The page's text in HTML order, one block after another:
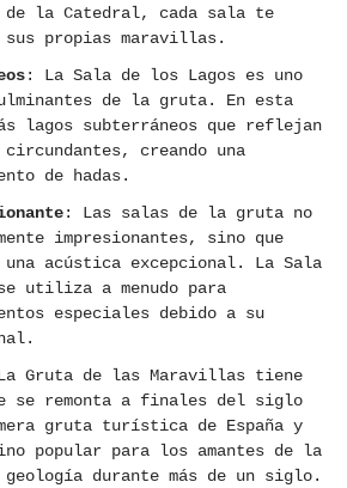
de la Catedral, cada sala te
sus propias maravillas.
: La Sala de los Lagos es uno
de la gruta. En esta
lagos subterráneos que reflejan
creando una
de hadas.
: Las salas de la gruta no
impresionantes, sino que
una acústica excepcional. La Sala
utiliza a menudo para
especiales debido a su
Gruta de las Maravillas tiene
se remonta a finales del siglo
gruta turística de España y
popular para los amantes de la
durante más de un siglo.